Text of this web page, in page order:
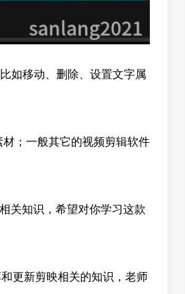
如移动、删除、设置文字属
；一般其它的视频剪辑软件
关知识，希望对你学习这款
更新剪映相关的知识，老师